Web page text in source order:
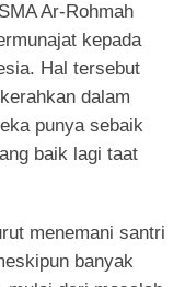
Ar-Rohmah
kepada
Hal tersebut
dalam
punya sebaik
baik lagi taat
menemani santri
banyak